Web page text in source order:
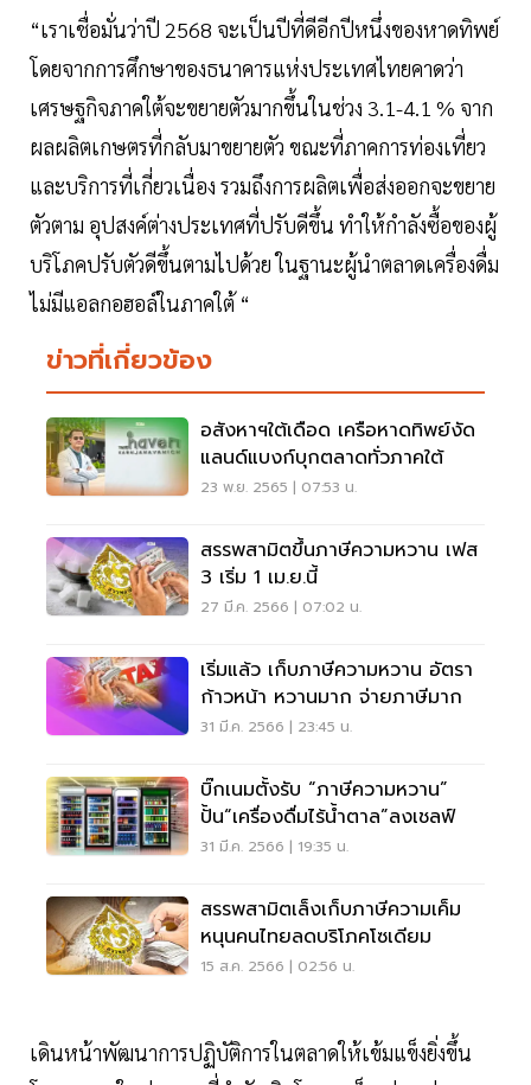
“เราเชื่อมั่นว่าปี 2568 จะเป็นปีที่ดีอีกปีหนึ่งของหาดทิพย์
โดยจากการศึกษาของธนาคารแห่งประเทศไทยคาดว่า
เศรษฐกิจภาคใต้จะขยายตัวมากขึ้นในช่วง 3.1-4.1 % จาก
ผลผลิตเกษตรที่กลับมาขยายตัว ขณะที่ภาคการท่องเที่ยว
และบริการที่เกี่ยวเนื่อง รวมถึงการผลิตเพื่อส่งออกจะขยาย
ตัวตาม อุปสงค์ต่างประเทศที่ปรับดีขึ้น ทำให้กำลังซื้อของผู้
บริโภคปรับตัวดีขึ้นตามไปด้วย ในฐานะผู้นำตลาดเครื่องดื่ม
ไม่มีแอลกอฮอล์ในภาคใต้ “
ข่าวที่เกี่ยวข้อง
อสังหาฯใต้เดือด เครือหาดทิพย์งัด
แลนด์แบงก์บุกตลาดทั่วภาคใต้
23 พ.ย. 2565 | 07:53 น.
สรรพสามิตขึ้นภาษีความหวาน เฟส
3 เริ่ม 1 เม.ย.นี้
27 มี.ค. 2566 | 07:02 น.
เริ่มแล้ว เก็บภาษีความหวาน อัตรา
ก้าวหน้า หวานมาก จ่ายภาษีมาก
31 มี.ค. 2566 | 23:45 น.
บิ๊กเนมตั้งรับ “ภาษีความหวาน”
ปั้น“เครื่องดื่มไร้น้ำตาล”ลงเชลฟ์
31 มี.ค. 2566 | 19:35 น.
สรรพสามิตเล็งเก็บภาษีความเค็ม
หนุนคนไทยลดบริโภคโซเดียม
15 ส.ค. 2566 | 02:56 น.
เดินหน้าพัฒนาการปฏิบัติการในตลาดให้เข้มแข็งยิ่งขึ้น